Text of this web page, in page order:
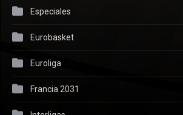
Especiales
Eurobasket
Euroliga
Francia 2031